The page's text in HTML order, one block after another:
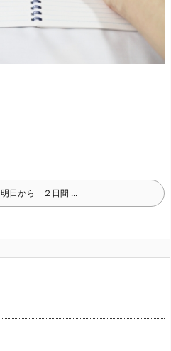
明日から ２日間 ...